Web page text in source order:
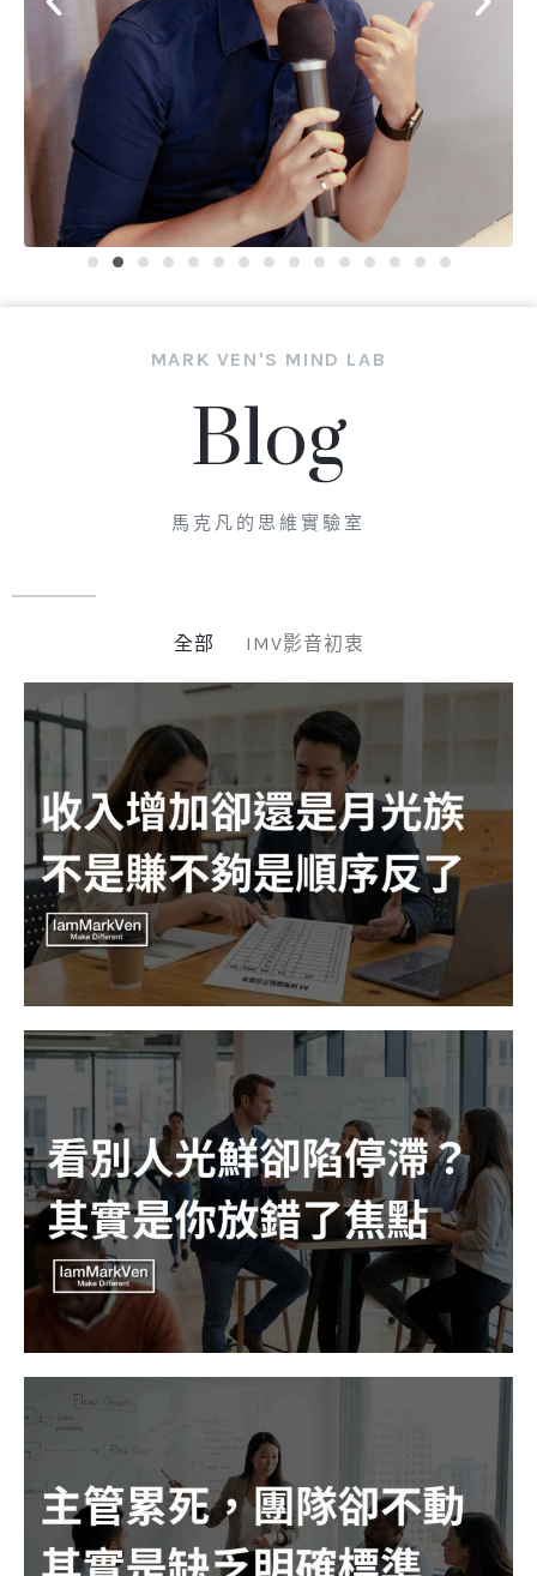
MARK VEN'S MIND LAB
Blog
馬克凡的思維實驗室
全部 IMV影音初衷